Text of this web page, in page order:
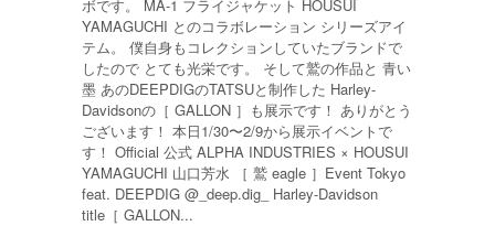
ボです。 MA-1 フライジャケット HOUSUI
YAMAGUCHI とのコラボレーション シリーズアイ
テム。 僕自身もコレクションしていたブランドで
したので とても光栄です。 そして鷲の作品と 青い
墨 あのDEEPDIGのTATSUと制作した Harley-
Davidsonの［ GALLON ］も展示です！ ありがとう
ございます！ 本日1/30〜2/9から展示イベントで
す！ Official 公式 ALPHA INDUSTRIES × HOUSUI
YAMAGUCHI 山口芳水 ［ 鷲 eagle ］Event Tokyo
feat. DEEPDIG @_deep.dig_ Harley-Davidson
title［ GALLON...